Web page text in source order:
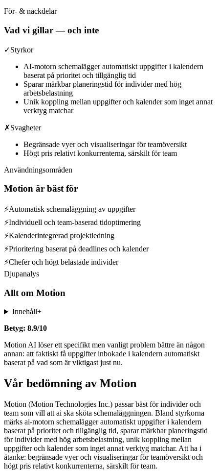
För- & nackdelar
Vad vi gillar — och inte
✓Styrkor
AI-motorn schemalägger automatiskt uppgifter i kalendern
baserat på prioritet och tillgänglig tid
Sparar märkbar planeringstid för individer med hög
arbetsbelastning
Unik koppling mellan uppgifter och kalender som inget annat
verktyg matchar
✗Svagheter
Begränsade vyer och visualiseringar för teamöversikt
Högt pris relativt konkurrenterna, särskilt för team
Användningsområden
Motion är bäst för
⚡Automatisk schemaläggning av uppgifter
⚡Individuell och team-baserad tidoptimering
⚡Kalenderintegrerad projektledning
⚡Prioritering baserat på deadlines och kalender
⚡Chefer och högt belastade individer
Djupanalys
Allt om Motion
Innehåll+
Betyg: 8.9/10
Motion AI löser ett specifikt men vanligt problem bättre än någon
annan: att faktiskt få uppgifter inbokade i kalendern automatiskt
baserat på vad som är viktigast just nu.
Vår bedömning av Motion
Motion (Motion Technologies Inc.) passar bäst för individer och
team som vill att ai ska sköta schemaläggningen. Bland styrkorna
märks ai-motorn schemalägger automatiskt uppgifter i kalendern
baserat på prioritet och tillgänglig tid, sparar märkbar planeringstid
för individer med hög arbetsbelastning, unik koppling mellan
uppgifter och kalender som inget annat verktyg matchar. Att ha i
åtanke: begränsade vyer och visualiseringar för teamöversikt och
högt pris relativt konkurrenterna, särskilt för team.